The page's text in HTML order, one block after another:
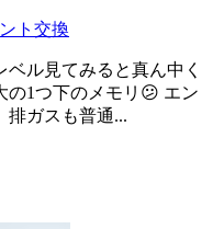
ト交換
ル見てみると真ん中く
の1つ下のメモリ😕 エン
排ガスも普通...